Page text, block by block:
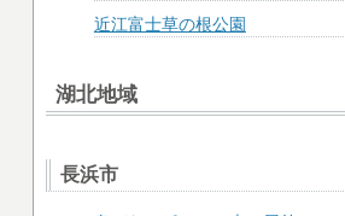
近江富士草の根公園
湖北地域
長浜市